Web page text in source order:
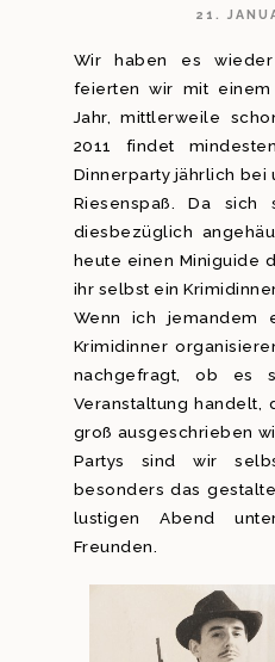
21.
Wir haben es
feierten wir mit einem
Jahr, mittlerweile
2011 findet
Dinnerparty jährlich bei
Riesenspaß. Da sich
diesbezüglich
heute einen Miniguide
ihr selbst ein
Wenn ich jemandem
Krimidinner
nachgefragt, ob es
Veranstaltung handelt,
groß ausgeschrieben
Partys sind wir
besonders das
lustigen Abend
Freunden.